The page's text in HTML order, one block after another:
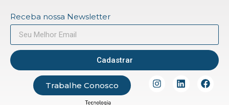
Receba nossa Newsletter
Cadastrar
Trabalhe Conosco